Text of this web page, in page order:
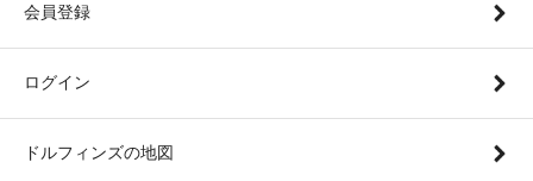
会員登録
ログイン
ドルフィンズの地図